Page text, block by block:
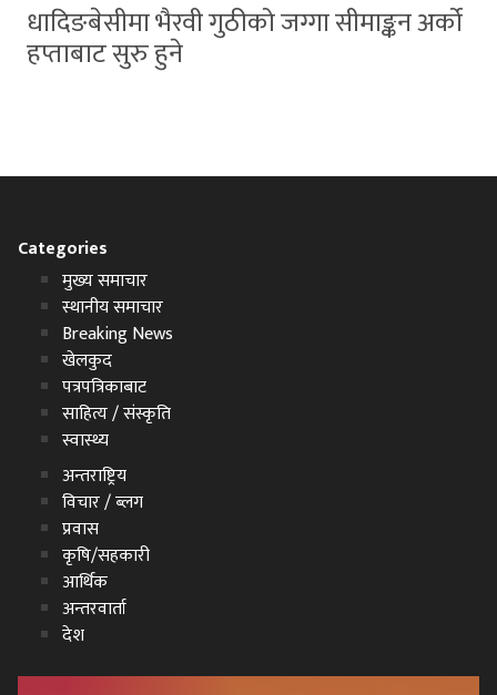
धादिङबेसीमा भैरवी गुठीको जग्गा सीमाङ्कन अर्को
हप्ताबाट सुरु हुने
Categories
मुख्य समाचार
स्थानीय समाचार
Breaking News
खेलकुद
पत्रपत्रिकाबाट
साहित्य / संस्कृति
स्वास्थ्य
अन्तराष्ट्रिय
विचार / ब्लग
प्रवास
कृषि/सहकारी
आर्थिक
अन्तरवार्ता
देश